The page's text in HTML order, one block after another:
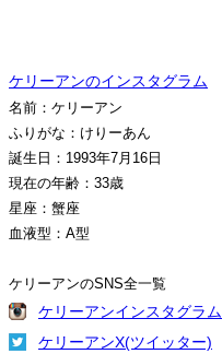
ケリーアンのインスタグラム
名前：ケリーアン
ふりがな：けりーあん
誕生日：1993年7月16日
現在の年齢：33歳
星座：蟹座
血液型：A型
ケリーアンのSNS全一覧
ケリーアンインスタグラム
ケリーアンX(ツイッター)